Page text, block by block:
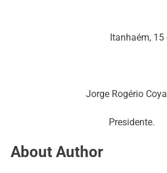
Itanhaém, 15
Jorge Rogério
Presidente.
About Author